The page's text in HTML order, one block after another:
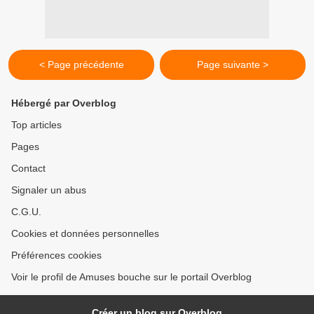
< Page précédente Page suivante >
Hébergé par Overblog
Top articles
Pages
Contact
Signaler un abus
C.G.U.
Cookies et données personnelles
Préférences cookies
Voir le profil de Amuses bouche sur le portail Overblog